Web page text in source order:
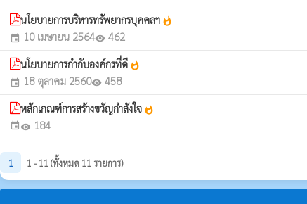
นโยบายการบริหารทรัพยากรบุคคลฯ whatshot
event 10 เมษายน 2564visibility 462
นโยบายการกำกับองค์กรที่ดี whatshot
event 18 ตุลาคม 2560visibility 458
หลักเกณฑ์การสร้างขวัญกำลังใจ whatshot
eventvisibility 184
1 1 - 11 (ทั้งหมด 11 รายการ)